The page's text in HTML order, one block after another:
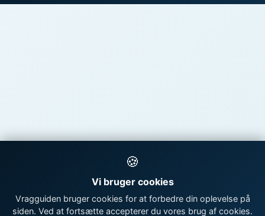
🍪
Vi bruger cookies
Vragguiden bruger cookies for at forbedre din oplevelse på
siden. Ved at fortsætte accepterer du vores brug af cookies.